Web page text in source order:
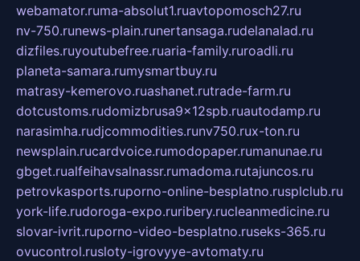
webamator.ruma-absolut1.ruavtopomosch27.ru
nv-750.runews-plain.runertansaga.rudelanalad.ru
dizfiles.ruyoutubefree.ruaria-family.ruroadli.ru
planeta-samara.rumysmartbuy.ru
matrasy-kemerovo.ruashanet.rutrade-farm.ru
dotcustoms.rudomizbrusa9x12spb.ruautodamp.ru
narasimha.rudjcommodities.runv750.rux-ton.ru
newsplain.rucardvoice.rumodopaper.rumanunae.ru
gbget.rualfeihavsalnassr.rumadoma.rutajuncos.ru
petrovkasports.ruporno-online-besplatno.rusplclub.ru
york-life.rudoroga-expo.ruribery.rucleanmedicine.ru
slovar-ivrit.ruporno-video-besplatno.ruseks-365.ru
ovucontrol.rusloty-igrovyye-avtomaty.ru